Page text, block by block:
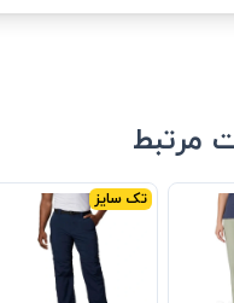
مرتبط
تک سایز